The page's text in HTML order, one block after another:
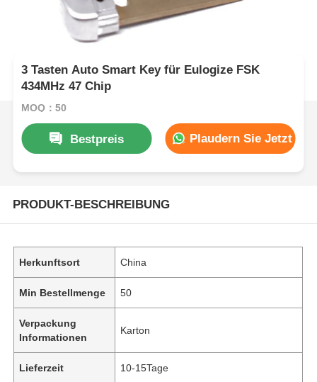
3 Tasten Auto Smart Key für Eulogize FSK
434MHz 47 Chip
MOQ：50
Bestpreis Plaudern Sie Jetzt
PRODUKT-BESCHREIBUNG
Herkunftsort China
Min Bestellmenge 50
Verpackung
Informationen
Karton
Lieferzeit 10-15Tage